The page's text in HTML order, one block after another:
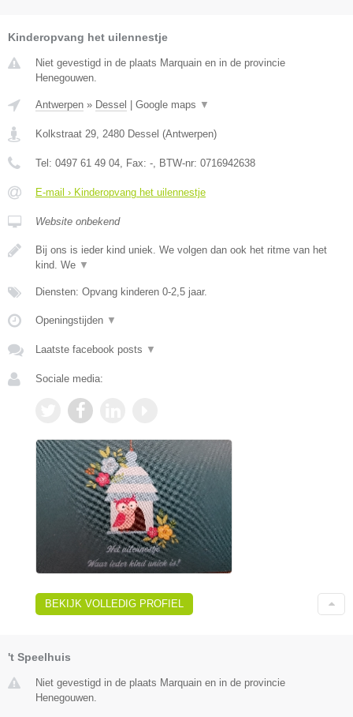
Kinderopvang het uilennestje
Niet gevestigd in de plaats Marquain en in de provincie
Henegouwen.
Antwerpen » Dessel Google maps ▼
Kolkstraat 29, 2480 Dessel (Antwerpen)
Tel: 0497 61 49 04, Fax: -, BTW-nr: 0716942638
E-mail › Kinderopvang het uilennestje
Website onbekend
Bij ons is ieder kind uniek. We volgen dan ook het ritme van het
kind. We ▼
Diensten: Opvang kinderen 0-2,5 jaar.
Openingstijden ▼
Laatste facebook posts ▼
Sociale media:
BEKIJK VOLLEDIG PROFIEL
't Speelhuis
Niet gevestigd in de plaats Marquain en in de provincie
Henegouwen.